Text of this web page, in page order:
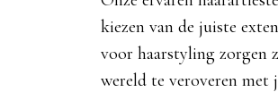
kiezen van de juiste
voor haarstyling zorgen
wereld te veroveren met